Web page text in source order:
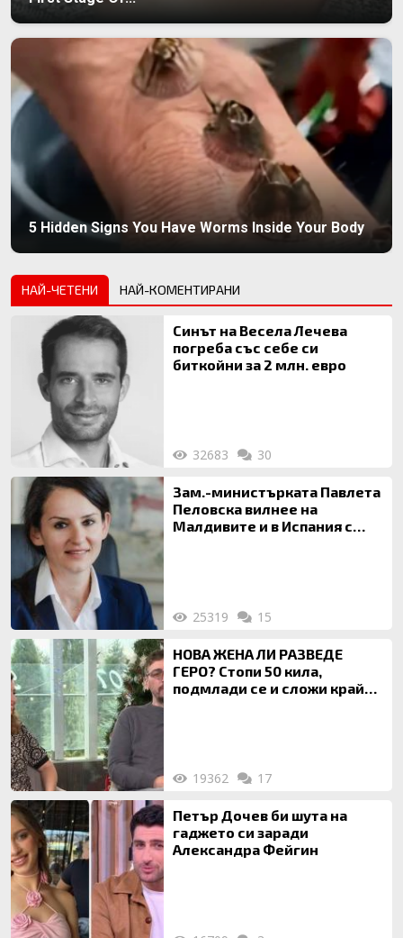
5 Hidden Signs You Have Worms Inside Your Body
НАЙ-ЧЕТЕНИ НАЙ-КОМЕНТИРАНИ
Синът на Весела Лечева
погреба със себе си
биткойни за 2 млн. евро
32683 30
Зам.-министърката Павлета
Пеловска вилнее на
Малдивите и в Испания с
25319 15
НОВА ЖЕНА ЛИ РАЗВЕДЕ
ГЕРО? Стопи 50 кила,
подмлади се и сложи край
19362 17
Петър Дочев би шута на
гаджето си заради
Александра Фейгин